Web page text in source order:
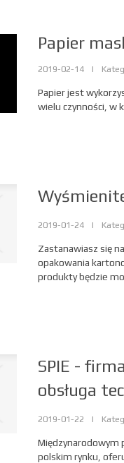
Papier
2019-02-14 |
Papier jest
wielu czynności, w
2019-01-24 |
Zastanawiasz się
opakowania
produkty będzie
SPIE -
obsługa
2019-01-22 |
Międzynarodowym
polskim rynku,